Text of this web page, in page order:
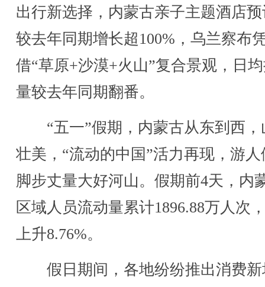
出行新选择，内蒙古亲子主题酒店
较去年同期增长超100%，乌兰察布
借“草原+沙漠+火山”复合景观，日
量较去年同期翻番。
“五一”假期，内蒙古从东到西，
壮美，“流动的中国”活力再现，游人
脚步丈量大好河山。假期前4天，内
区域人员流动量累计1896.88万人次
上升8.76%。
假日期间，各地纷纷推出消费新